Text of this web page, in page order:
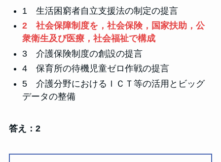
1 生活困窮者自立支援法の制定の提言
2 社会保障制度を，社会保険，国家扶助，公
衆衛生及び医療，社会福祉で構成
3 介護保険制度の創設の提言
4 保育所の待機児童ゼロ作戦の提言
5 介護分野におけるＩＣＴ等の活用とビッグ
データの整備
答え：2